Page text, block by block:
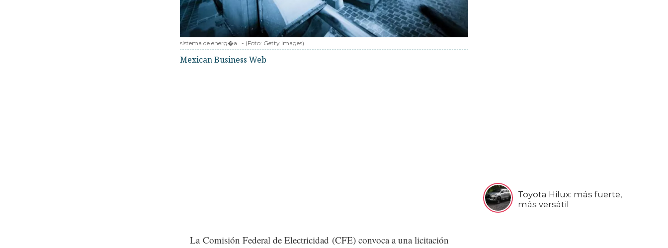
Toyota Hilux: más fuerte,
más versátil
sistema de energ�a - (Foto: Getty Images)
Mexican Business Web
La Comisión Federal de Electricidad (CFE) convoca a una licitación